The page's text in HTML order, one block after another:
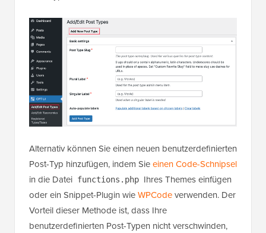
Alternativ können Sie einen neuen benutzerdefinierten
Post-Typ hinzufügen, indem Sieeinen Code-Schnipsel
in die Datei functions.php Ihres Themes einfügen
oder ein Snippet-Plugin wieWPCodeverwenden. Der
Vorteil dieser Methode ist, dass Ihre
benutzerdefinierten Post-Typen nicht verschwinden,